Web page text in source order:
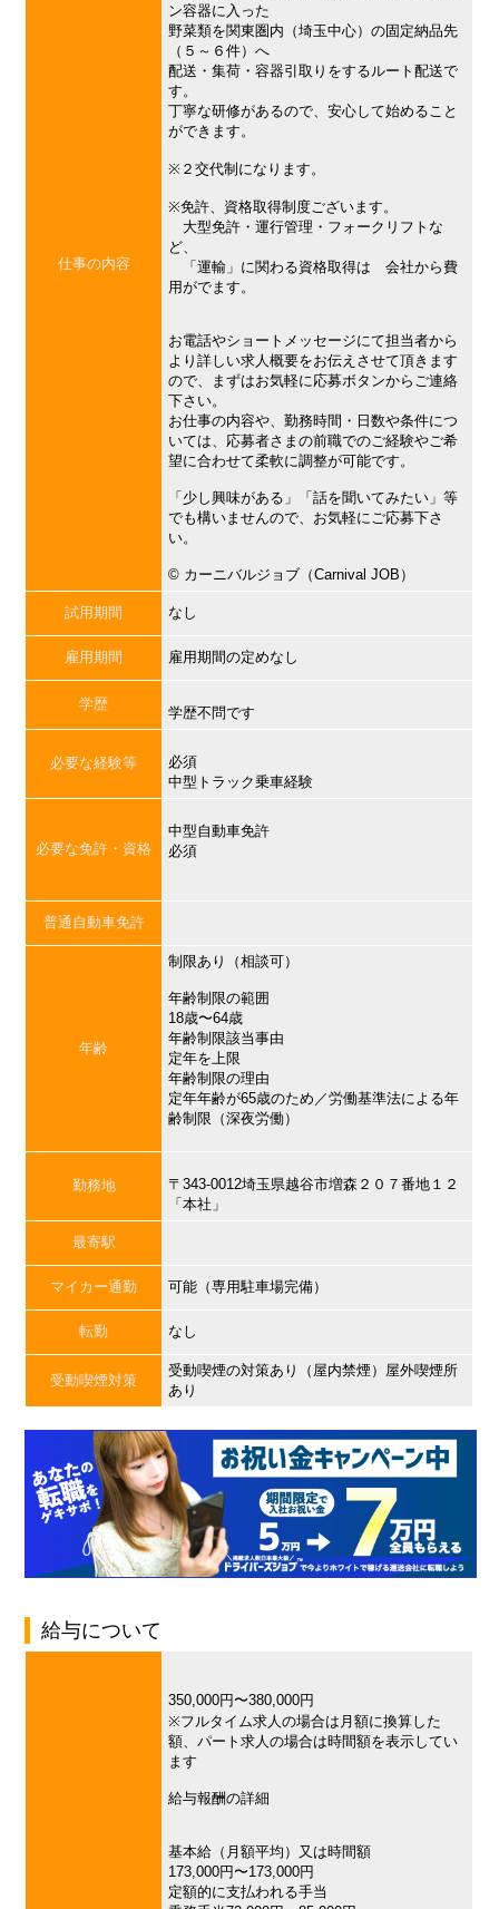
仕事の内容
ン容器に入った
野菜類を関東圏内（埼玉中心）の固定納品先
（５～６件）へ
配送・集荷・容器引取りをするルート配送で
す。
丁寧な研修があるので、安心して始めること
ができます。
※２交代制になります。
※免許、資格取得制度ございます。
大型免許・運行管理・フォークリフトな
ど、
「運輸」に関わる資格取得は 会社から費
用がでます。
お電話やショートメッセージにて担当者から
より詳しい求人概要をお伝えさせて頂きます
ので、まずはお気軽に応募ボタンからご連絡
下さい。
お仕事の内容や、勤務時間・日数や条件につ
いては、応募者さまの前職でのご経験やご希
望に合わせて柔軟に調整が可能です。
「少し興味がある」「話を聞いてみたい」等
でも構いませんので、お気軽にご応募下さ
い。
©︎ カーニバルジョブ（Carnival JOB）
試用期間 なし
雇用期間 雇用期間の定めなし
学歴
学歴不問です
必要な経験等
必須
中型トラック乗車経験
必要な免許・資格
中型自動車免許
必須
普通自動車免許
年齢
制限あり（相談可）
年齢制限の範囲
18歳〜64歳
年齢制限該当事由
定年を上限
年齢制限の理由
定年年齢が65歳のため／労働基準法による年
齢制限（深夜労働）
勤務地
〒343-0012埼玉県越谷市増森２０７番地１２
「本社」
最寄駅
マイカー通勤 可能（専用駐車場完備）
転勤 なし
受動喫煙対策
受動喫煙の対策あり（屋内禁煙）屋外喫煙所
あり
給与について
350,000円〜380,000円
※フルタイム求人の場合は月額に換算した
額、パート求人の場合は時間額を表示してい
ます
給与報酬の詳細
基本給（月額平均）又は時間額
173,000円〜173,000円
定額的に支払われる手当